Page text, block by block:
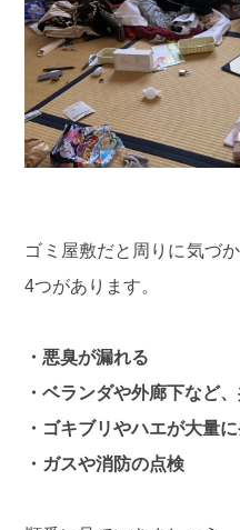
ゴミ屋敷だと周りに気づ
4つがあります。
・悪臭が漏れる
・ベランダや外廊下など
・ゴキブリやハエが大量
・ガスや消防の点検